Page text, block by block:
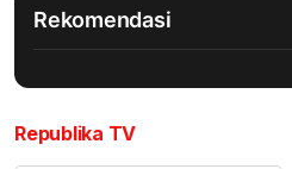
Rekomendasi
Republika TV